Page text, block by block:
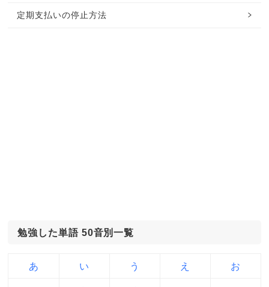
定期支払いの停止方法
勉強した単語 50音別一覧
あ い う え お